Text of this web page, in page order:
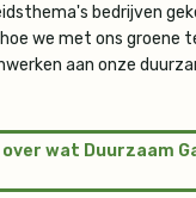
bedrijven
we met ons groene
aan onze
over wat Duurzaam